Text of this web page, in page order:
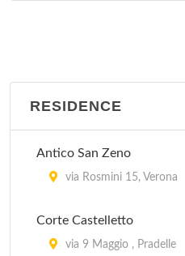
RESIDENCE
Antico San Zeno
via Rosmini 15, Verona
Corte Castelletto
via 9 Maggio , Pradelle